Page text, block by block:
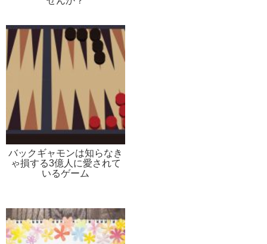
バックギャモンは知らなき
ゃ損する3億人に愛されて
いるゲーム